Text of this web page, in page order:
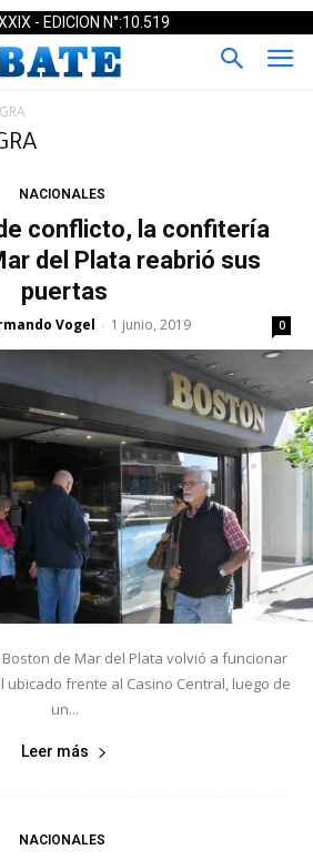
- EDICION N°:10.519
NACIONALES
conflicto, la confitería
del Plata reabrió sus
puertas
Vogel - 1 junio, 2019 0
de Mar del Plata volvió a funcionar
ubicado frente al Casino Central, luego de
un...
Leer más
NACIONALES